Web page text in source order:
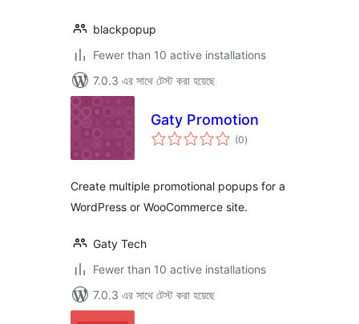
blackpopup
Fewer than 10 active installations
7.0.3 এর সাথে টেস্ট করা হয়েছে
Gaty Promotion
(0total
ratings
)
Create multiple promotional popups for a
WordPress or WooCommerce site.
Gaty Tech
Fewer than 10 active installations
7.0.3 এর সাথে টেস্ট করা হয়েছে